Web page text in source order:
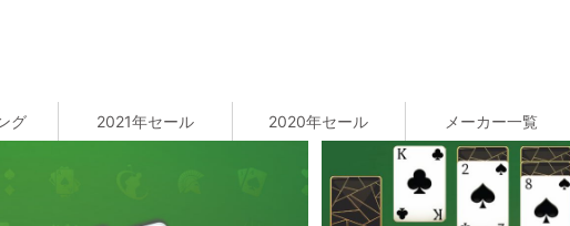
グ 2021年セール 2020年セール メーカー一覧